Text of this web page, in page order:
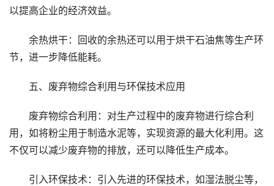
以提高企业的经济效益。
余热烘干：回收的余热还可以用于烘干石油焦等生产环
节，进一步降低能耗。
五、废弃物综合利用与环保技术应用
废弃物综合利用：对生产过程中的废弃物进行综合利
用，如将粉尘用于制造水泥等，实现资源的最大化利用。这
不仅可以减少废弃物的排放，还可以降低生产成本。
引入环保技术：引入先进的环保技术，如湿法脱尘等，